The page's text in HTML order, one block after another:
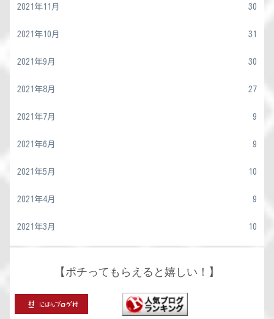
2021年11月 30
2021年10月 31
2021年9月 30
2021年8月 27
2021年7月 9
2021年6月 9
2021年5月 10
2021年4月 9
2021年3月 10
【ポチってもらえると嬉しい！】